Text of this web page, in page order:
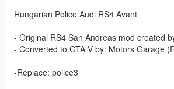
Hungarian Police Audi RS4 Avant
- Original RS4 San Andreas mod created
- Converted to GTA V by: Motors Garage
-Replace: police3